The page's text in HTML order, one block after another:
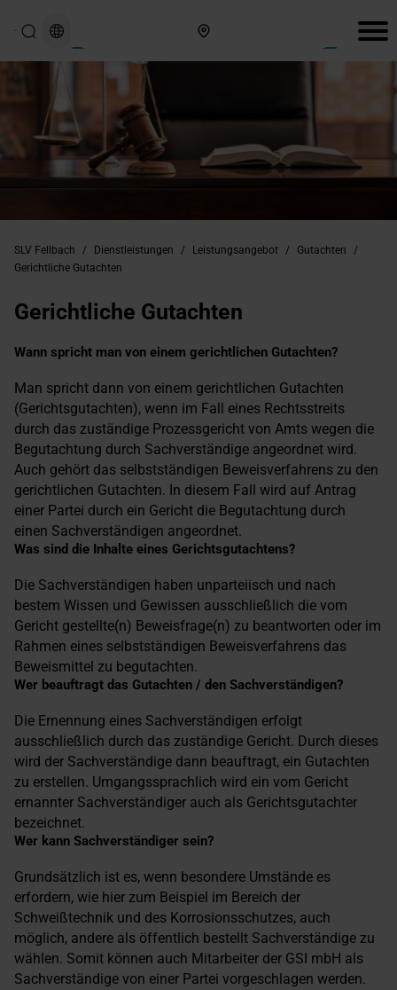
SLV Fellbach / Dienstleistungen / Leistungsangebot / Gutachten
/
Gerichtliche Gutachten
Gerichtliche Gutachten
Wann spricht man von einem gerichtlichen Gutachten?
Man spricht dann von einem gerichtlichen Gutachten
(Gerichtsgutachten), wenn im Fall eines Rechtsstreits
durch das zuständige Prozessgericht von Amts wegen die
Begutachtung durch Sachverständige angeordnet wird.
Auch gehört das selbstständigen Beweisverfahrens zu den
gerichtlichen Gutachten. In diesem Fall wird auf Antrag
einer Partei durch ein Gericht die Begutachtung durch
einen Sachverständigen angeordnet.
Was sind die Inhalte eines Gerichtsgutachtens?
Die Sachverständigen haben unparteiisch und nach
bestem Wissen und Gewissen ausschließlich die vom
Gericht gestellte(n) Beweisfrage(n) zu beantworten oder im
Rahmen eines selbstständigen Beweisverfahrens das
Beweismittel zu begutachten.
Wer beauftragt das Gutachten / den Sachverständigen?
Die Ernennung eines Sachverständigen erfolgt
ausschließlich durch das zuständige Gericht. Durch dieses
wird der Sachverständige dann beauftragt, ein Gutachten
zu erstellen. Umgangssprachlich wird ein vom Gericht
ernannter Sachverständiger auch als Gerichtsgutachter
bezeichnet.
Wer kann Sachverständiger sein?
Grundsätzlich ist es, wenn besondere Umstände es
erfordern, wie hier zum Beispiel im Bereich der
Schweißtechnik und des Korrosionsschutzes, auch
möglich, andere als öffentlich bestellt Sachverständige zu
wählen. Somit können auch Mitarbeiter der GSI mbH als
Sachverständige von einer Partei vorgeschlagen werden.